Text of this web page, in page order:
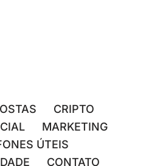
CRIPTO
MARKETING
ÚTEIS
CONTATO